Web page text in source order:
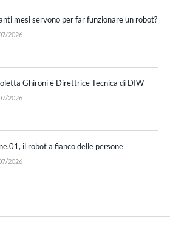
mesi servono per far funzionare un robot?
2026
Ghironi è Direttrice Tecnica di DIW
2026
il robot a fianco delle persone
2026